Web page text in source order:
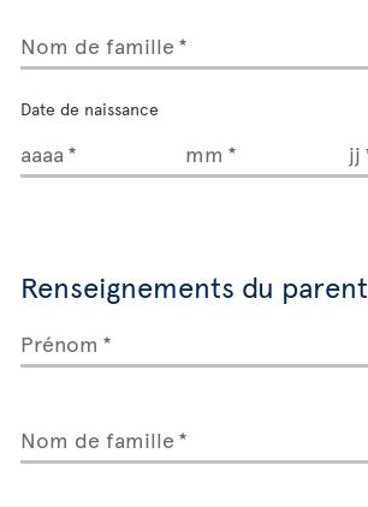
Nom de famille
Date de naissance
aaaa mm jj
Renseignements du parent
Prénom
Nom de famille